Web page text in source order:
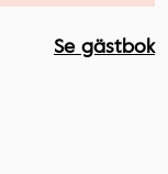
Se gästbok